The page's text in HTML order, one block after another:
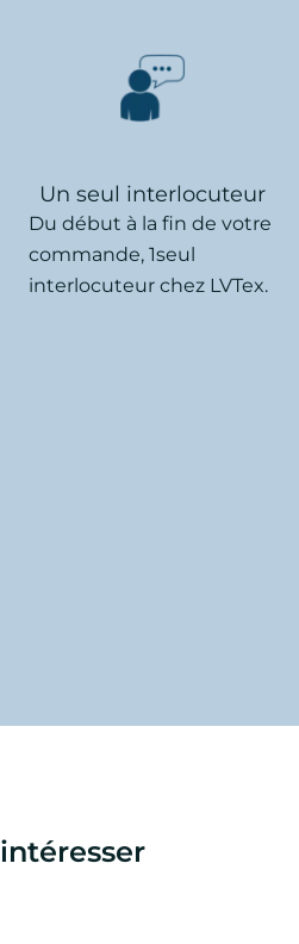
Un seul interlocuteur
Du début à la fin de votre
commande, 1seul
interlocuteur chez LVTex.